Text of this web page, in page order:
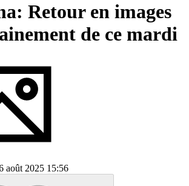
Retour en images
de ce mardi
août 2025 15:56